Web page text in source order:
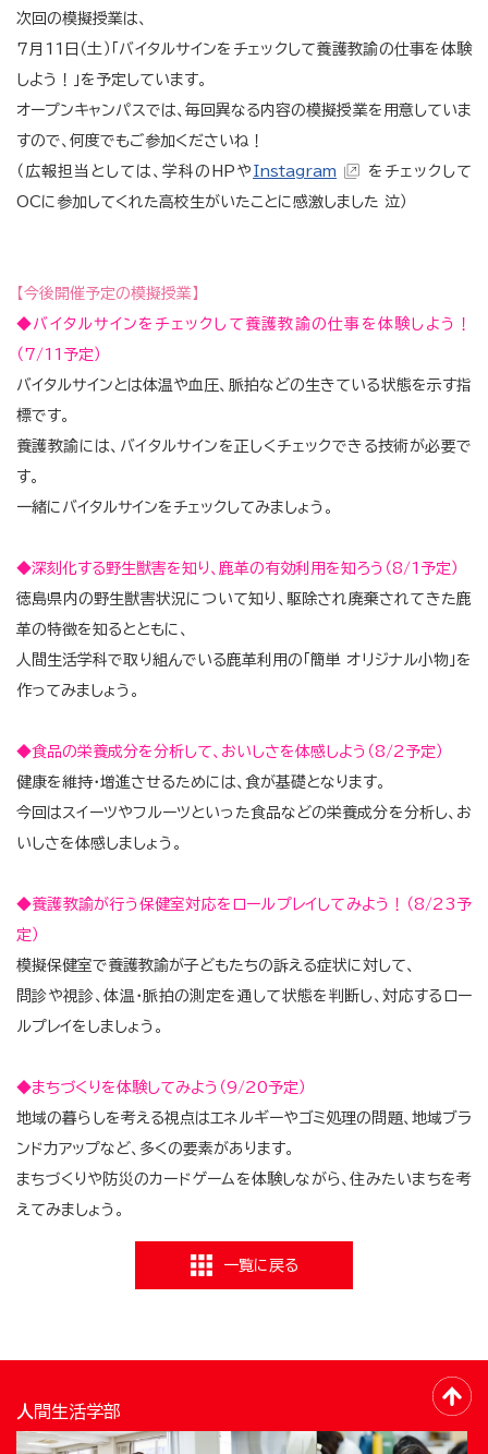
次回の模擬授業は、
7月11日（土）「バイタルサインをチェックして養護教諭の仕事を体験
しよう！」を予定しています。
オープンキャンパスでは、毎回異なる内容の模擬授業を用意していま
すので、何度でもご参加くださいね！
（広報担当としては、学科のHPや
Instagram
をチェックして
OCに参加してくれた高校生がいたことに感激しました 泣）
【今後開催予定の模擬授業】
◆バイタルサインをチェックして養護教諭の仕事を体験しよう！
（7/11予定）
バイタルサインとは体温や血圧、脈拍などの生きている状態を示す指
標です。
養護教諭には、バイタルサインを正しくチェックできる技術が必要で
す。
一緒にバイタルサインをチェックしてみましょう。
◆深刻化する野生獣害を知り、鹿革の有効利用を知ろう（8/1予定）
徳島県内の野生獣害状況について知り、駆除され廃棄されてきた鹿
革の特徴を知るとともに、
人間生活学科で取り組んでいる鹿革利用の「簡単 オリジナル小物」を
作ってみましょう。
◆食品の栄養成分を分析して、おいしさを体感しよう（8/2予定）
健康を維持・増進させるためには、食が基礎となります。
今回はスイーツやフルーツといった食品などの栄養成分を分析し、お
いしさを体感しましょう。
◆養護教諭が行う保健室対応をロールプレイしてみよう！（8/23予
定）
模擬保健室で養護教諭が子どもたちの訴える症状に対して、
問診や視診、体温・脈拍の測定を通して状態を判断し、対応するロー
ルプレイをしましょう。
◆まちづくりを体験してみよう（9/20予定）
地域の暮らしを考える視点はエネルギーやゴミ処理の問題、地域ブラ
ンド力アップなど、多くの要素があります。
まちづくりや防災のカードゲームを体験しながら、住みたいまちを考
えてみましょう。
一覧に戻る
人間生活学部